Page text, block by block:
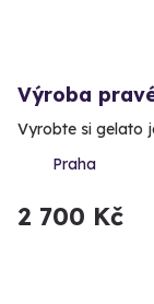
Výroba
Vyrobte si gelato
Praha
2 700 Kč